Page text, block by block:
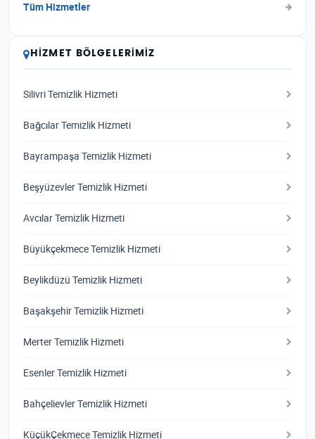
Tüm Hizmetler
HIZMET BÖLGELERIMIZ
Silivri Temizlik Hizmeti
Bağcılar Temizlik Hizmeti
Bayrampaşa Temizlik Hizmeti
Beşyüzevler Temizlik Hizmeti
Avcılar Temizlik Hizmeti
Büyükçekmece Temizlik Hizmeti
Beylikdüzü Temizlik Hizmeti
Başakşehir Temizlik Hizmeti
Merter Temizlik Hizmeti
Esenler Temizlik Hizmeti
Bahçelievler Temizlik Hizmeti
KüçükÇekmece Temizlik Hizmeti